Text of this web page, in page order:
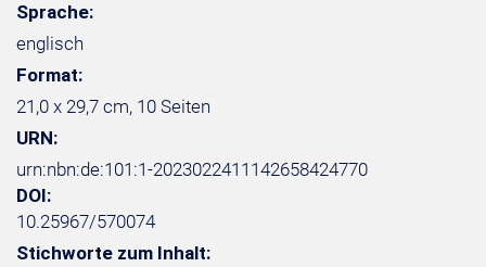
Sprache:
englisch
Format:
21,0 x 29,7 cm, 10 Seiten
URN:
urn:nbn:de:101:1-2023022411142658424770
DOI:
10.25967/570074
Stichworte zum Inhalt: